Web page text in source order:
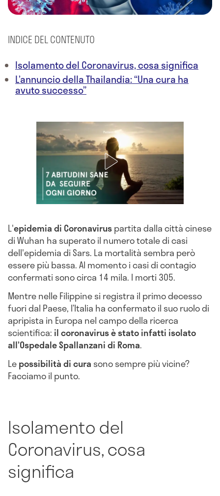
INDICE DEL CONTENUTO
Isolamento del Coronavirus, cosa significa
L’annuncio della Thailandia: “Una cura ha
avuto successo”
L'epidemia di Coronaviruspartita dalla città cinese
di Wuhan ha superato il numero totale di casi
dell'epidemia di Sars. La mortalità sembra però
essere più bassa. Al momento i casi di contagio
confermati sono circa 14 mila. I morti 305.
Mentre nelle Filippine si registra il primo decesso
fuori dal Paese, l’Italia ha confermato il suo ruolo di
apripista in Europa nel campo della ricerca
scientifica: il coronavirus è stato infatti isolato
all’Ospedale Spallanzani di Roma.
Lepossibilità di cura sono sempre più vicine?
Facciamo il punto.
Isolamento del
Coronavirus, cosa
significa